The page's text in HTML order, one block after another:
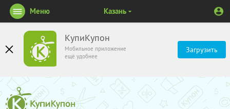
КупиКупон
Мобильное приложение
ещё удобнее
Загрузить
Меню Казань